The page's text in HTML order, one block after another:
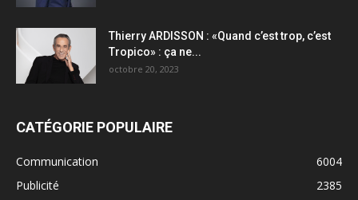
Thierry ARDISSON : «Quand c’est trop, c’est
Tropico» : ça ne...
octobre 20, 2023
CATÉGORIE POPULAIRE
Communication
6004
Publicité
2385